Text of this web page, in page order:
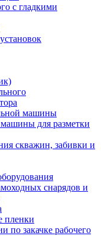
с гладкими
машины
для разметки
скважин, забивки и
снарядов и
пленки
по закачке рабочего